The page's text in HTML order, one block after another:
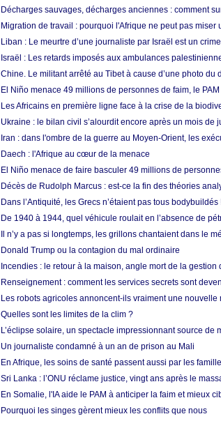
Décharges sauvages, décharges anciennes : comment
Migration de travail : pourquoi l'Afrique ne peut pas
Liban : Le meurtre d’une journaliste par Israël est un
Israël : Les retards imposés aux ambulances
Chine. Le militant arrêté au Tibet à cause d’une photo du
El Niño menace 49 millions de personnes de faim, le
Les Africains en première ligne face à la crise de la
Ukraine : le bilan civil s’alourdit encore après un mois de
Iran : dans l'ombre de la guerre au Moyen-Orient, les
Daech : l'Afrique au cœur de la menace
El Niño menace de faire basculer 49 millions de
Décès de Rudolph Marcus : est-ce la fin des théories
Dans l’Antiquité, les Grecs n’étaient pas tous bodybuildés
De 1940 à 1944, quel véhicule roulait en l’absence de
Il n’y a pas si longtemps, les grillons chantaient dans le
Donald Trump ou la contagion du mal ordinaire
Incendies : le retour à la maison, angle mort de la gestion
Renseignement : comment les services secrets sont
Les robots agricoles annoncent-ils vraiment une nouvelle
Quelles sont les limites de la clim ?
L’éclipse solaire, un spectacle impressionnant source de
Un journaliste condamné à un an de prison au Mali
En Afrique, les soins de santé passent aussi par les
Sri Lanka : l’ONU réclame justice, vingt ans après le
En Somalie, l'IA aide le PAM à anticiper la faim et mieux
Pourquoi les singes gèrent mieux les conflits que nous